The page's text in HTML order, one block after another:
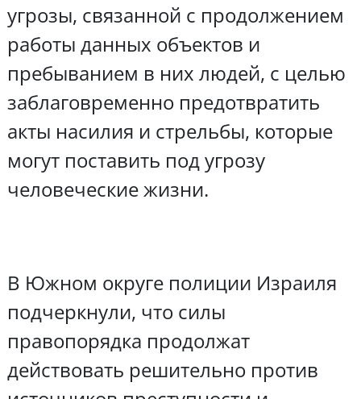
угрозы, связанной с продолжением
работы данных объектов и
пребыванием в них людей, с целью
заблаговременно предотвратить
акты насилия и стрельбы, которые
могут поставить под угрозу
человеческие жизни.
В Южном округе полиции Израиля
подчеркнули, что силы
правопорядка продолжат
действовать решительно против